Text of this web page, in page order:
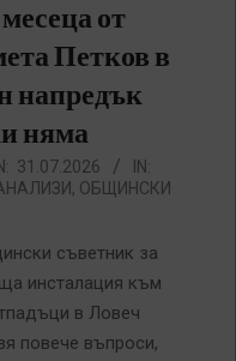
от
Петков в
напредък
няма
31.07.2026
IN:
, ОБЩИНСКИ
съветник за
инсталация към
в Ловеч
повече въпроси,